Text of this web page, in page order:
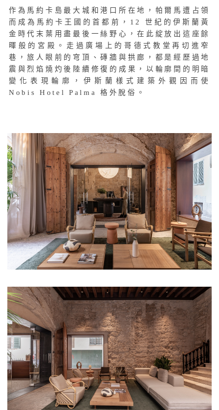
作為馬約卡島最大城和港口所在地，帕爾馬遭占領
而成為馬約卡王國的首都前，12 世紀的伊斯蘭黃
金時代末葉用盡最後一絲野心，在此綻放出這座餘
暉般的宮殿。走過廣場上的哥德式教堂再切進窄
巷，旅人眼前的穹頂、磚牆與拱廊，都是經歷過地
震與烈焰燒灼後陸續修復的成果，以輪廓間的明暗
變化表現輪廓，伊斯蘭樣式建築外觀因而使
Nobis Hotel Palma 格外脫俗。